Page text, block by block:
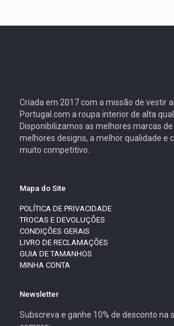
Criada em 2017 com a missão de vestir
Portugal com a roupa interior de alta
Disponibilizamos as melhores marcas
melhores designs, a melhor qualidade e
muito competitivo.
Mapa do Site
POLÍTICA DE PRIVACIDADE
TROCAS E DEVOLUÇÕES
CONDIÇÕES GERAIS
LIVRO DE RECLAMAÇÕES
GUIA DE TAMANHOS
MINHA CONTA
Newsletter
Subscreva e ganhe 10% de desconto na